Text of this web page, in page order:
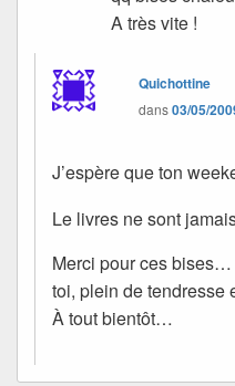
A très vite !
Quichottine
dans03/05/
J’espère que ton
Le livres ne sont
Merci pour ces
toi, plein de tendresse
À tout bientôt…